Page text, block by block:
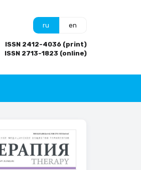
ru en
ISSN 2412-4036 (print)
ISSN 2713-1823 (online)